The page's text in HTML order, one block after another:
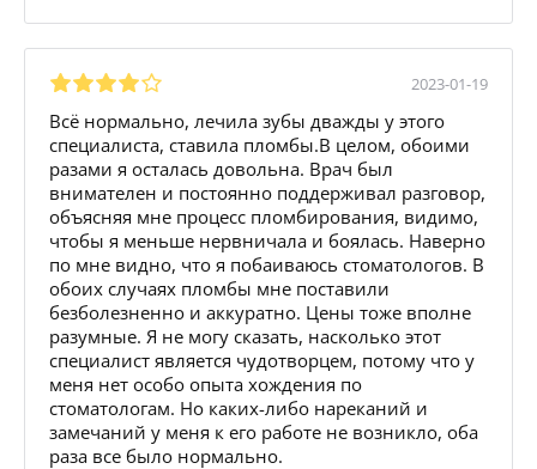
2023-01-19
Всё нормально, лечила зубы дважды у этого
специалиста, ставила пломбы.В целом, обоими
разами я осталась довольна. Врач был
внимателен и постоянно поддерживал разговор,
объясняя мне процесс пломбирования, видимо,
чтобы я меньше нервничала и боялась. Наверно
по мне видно, что я побаиваюсь стоматологов. В
обоих случаях пломбы мне поставили
безболезненно и аккуратно. Цены тоже вполне
разумные. Я не могу сказать, насколько этот
специалист является чудотворцем, потому что у
меня нет особо опыта хождения по
стоматологам. Но каких-либо нареканий и
замечаний у меня к его работе не возникло, оба
раза все было нормально.